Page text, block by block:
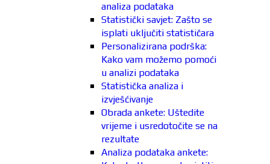
analiza podataka
Statistički savjet: Zašto se
isplati uključiti statističara
Personalizirana podrška:
Kako vam možemo pomoći
u analizi podataka
Statistička analiza i
izvješćivanje
Obrada ankete: Uštedite
vrijeme i usredotočite se na
rezultate
Analiza podataka ankete: